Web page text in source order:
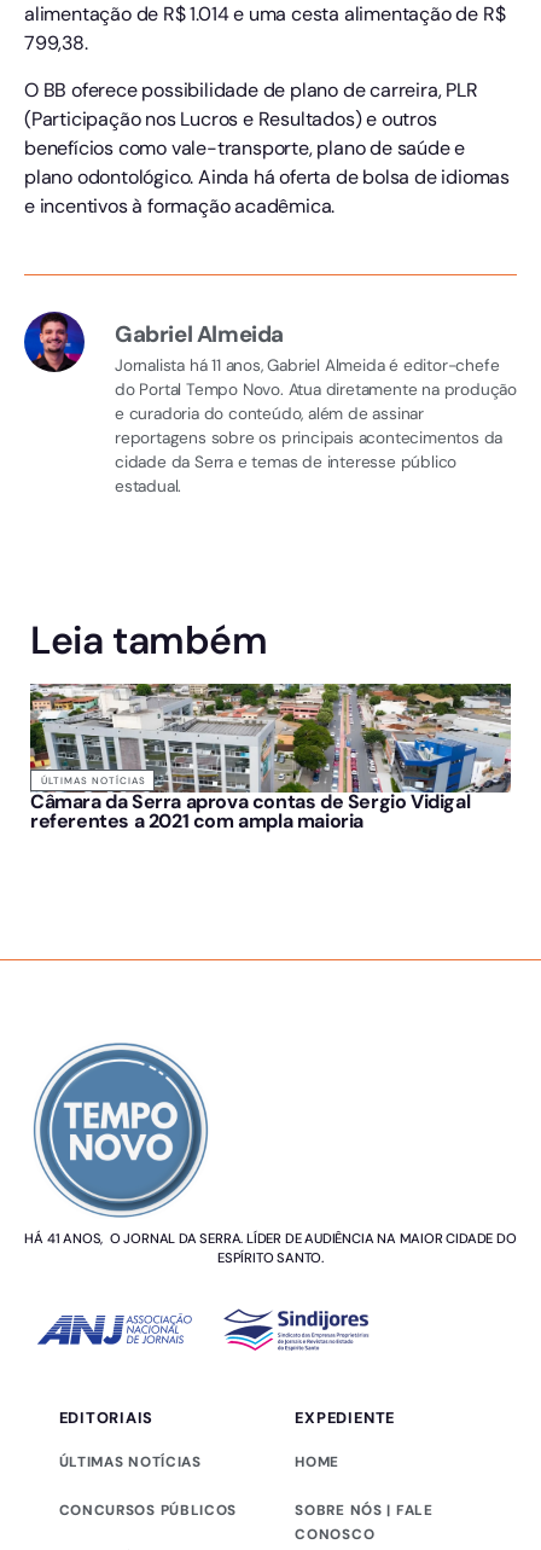
alimentação de R$ 1.014 e uma cesta alimentação de R$
799,38.
O BB oferece possibilidade de plano de carreira, PLR
(Participação nos Lucros e Resultados) e outros
benefícios como vale-transporte, plano de saúde e
plano odontológico. Ainda há oferta de bolsa de idiomas
e incentivos à formação acadêmica.
Gabriel Almeida
Jornalista há 11 anos, Gabriel Almeida é editor-chefe
do Portal Tempo Novo. Atua diretamente na produção
e curadoria do conteúdo, além de assinar
reportagens sobre os principais acontecimentos da
cidade da Serra e temas de interesse público
estadual.
Leia também
ÚLTIMAS NOTÍCIAS
Câmara da Serra aprova contas de Sergio Vidigal
referentes a 2021 com ampla maioria
HÁ 41 ANOS, O JORNAL DA SERRA. LÍDER DE AUDIÊNCIA NA MAIOR CIDADE DO
ESPÍRITO SANTO.
EDITORIAIS
ÚLTIMAS NOTÍCIAS
CONCURSOS PÚBLICOS
EXPEDIENTE
HOME
SOBRE NÓS | FALE
CONOSCO